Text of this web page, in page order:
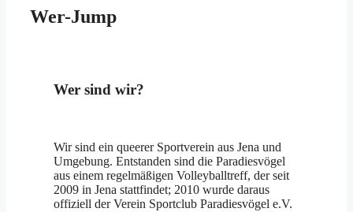
Wer-Jump
Wer sind wir?
Wir sind ein queerer Sportverein aus Jena und
Umgebung. Entstanden sind die Paradiesvögel
aus einem regelmäßigen Volleyballtreff, der seit
2009 in Jena stattfindet; 2010 wurde daraus
offiziell der Verein Sportclub Paradiesvögel e.V.